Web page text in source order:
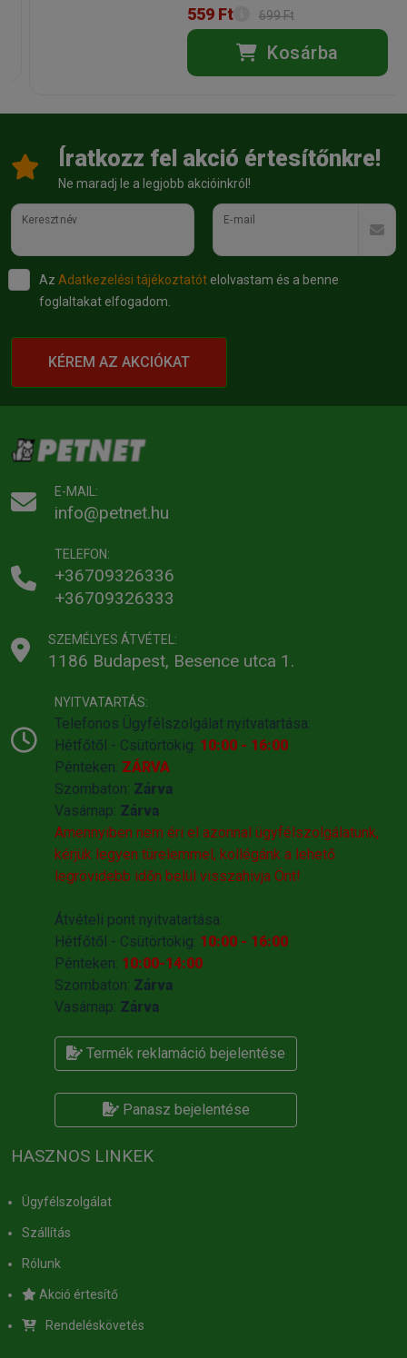
Törékeny: Nem
Nem
559 Ft 699 Ft
Kosárba
Íratkozz fel akció értesítőnkre!
Ne maradj le a legjobb akcióinkról!
Keresztnév E-mail
Az Adatkezelési tájékoztatót elolvastam és a benne
foglaltakat elfogadom.
KÉREM AZ AKCIÓKAT
E-MAIL:
info@petnet.hu
TELEFON:
+36709326336
+36709326333
SZEMÉLYES ÁTVÉTEL:
1186 Budapest, Besence utca 1.
NYITVATARTÁS:
Telefonos Ügyfélszolgálat nyitvatartása:
Hétfőtől - Csütörtökig: 10:00 - 16:00
Pénteken: ZÁRVA
Szombaton: Zárva
Vasárnap: Zárva
Amennyiben nem éri el azonnal ügyfélszolgálatunk,
kérjük legyen türelemmel, kollégánk a lehető
legrövidebb időn belül visszahivja Önt!
Átvételi pont nyitvatartása:
Hétfőtől - Csütörtökig: 10:00 - 16:00
Pénteken: 10:00-14:00
Szombaton: Zárva
Vasárnap: Zárva
Termék reklamáció bejelentése
Panasz bejelentése
HASZNOS LINKEK
Ügyfélszolgálat
Szállítás
Rólunk
Akció értesítő
Rendeléskövetés